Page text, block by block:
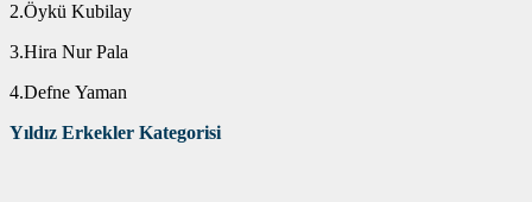
2.Öykü Kubilay
3.Hira Nur Pala
4.Defne Yaman
Yıldız Erkekler Kategorisi